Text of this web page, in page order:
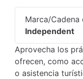
Marca/Cadena
Independent
Aprovecha los
ofrecen, como
o asistencia